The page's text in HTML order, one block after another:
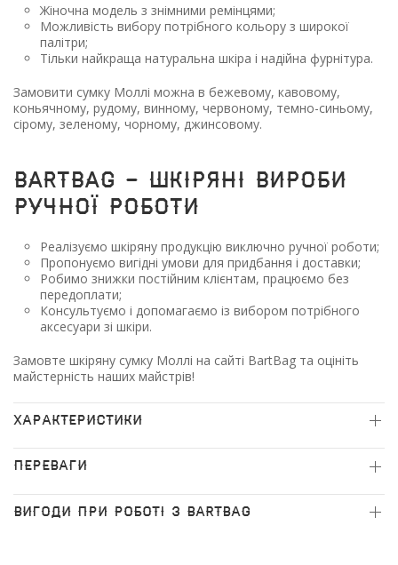
Жіночна модель з знімними ремінцями;
Можливість вибору потрібного кольору з широкої
палітри;
Тільки найкраща натуральна шкіра і надійна фурнітура.
Замовити сумку Моллі можна в бежевому, кавовому,
коньячному, рудому, винному, червоному, темно-синьому,
сірому, зеленому, чорному, джинсовому.
BartBag - шкіряні вироби
ручної роботи
Реалізуємо шкіряну продукцію виключно ручної роботи;
Пропонуємо вигідні умови для придбання і доставки;
Робимо знижки постійним клієнтам, працюємо без
передоплати;
Консультуємо і допомагаємо із вибором потрібного
аксесуари зі шкіри.
Замовте шкіряну сумку Моллі на сайті BartBag та оцініть
майстерність наших майстрів!
ХАРАКТЕРИСТИКИ
ПЕРЕВАГИ
ВИГОДИ ПРИ РОБОТІ З BARTBAG